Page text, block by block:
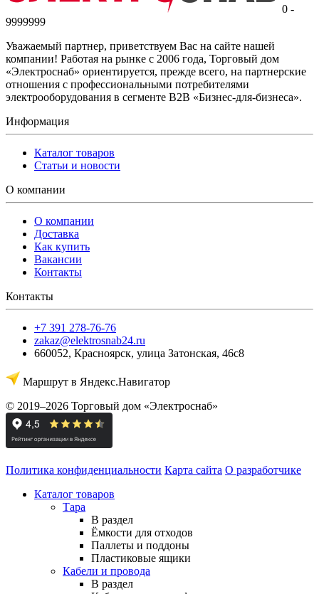
0 -
9999999
Уважаемый партнер, приветствуем Вас на сайте нашей
компании! Работая на рынке с 2006 года, Торговый дом
«Электроснаб» ориентируется, прежде всего, на партнерские
отношения с профессиональными потребителями
электрооборудования в сегменте B2B «Бизнес-для-бизнеса».
Информация
Каталог товаров
Статьи и новости
О компании
О компании
Доставка
Как купить
Вакансии
Контакты
Контакты
+7 391 278-76-76
zakaz@elektrosnab24.ru
660052, Красноярск, улица Затонская, 46с8
Маршрут в Яндекс.Навигатор
© 2019–2026 Торговый дом «Электроснаб»
Политика конфиденциальности Карта сайта О разработчике
Каталог товаров
Тара
В раздел
Ёмкости для отходов
Паллеты и поддоны
Пластиковые ящики
Кабели и провода
В раздел